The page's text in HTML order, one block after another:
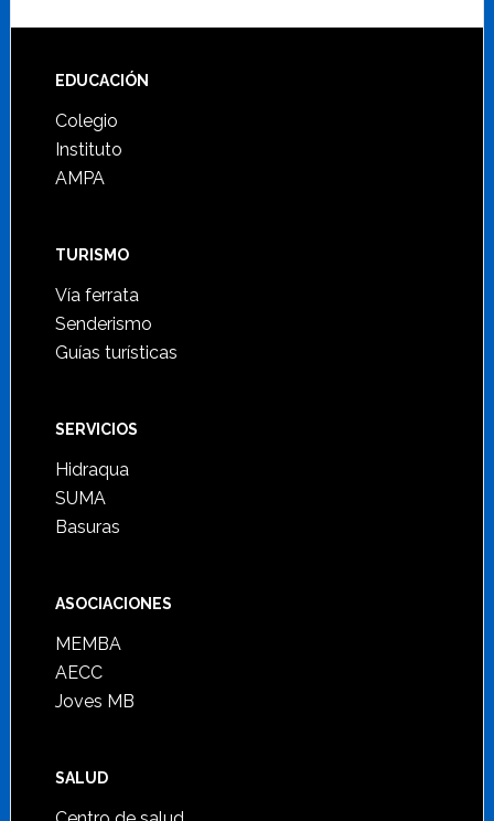
Footer
EDUCACIÓN
Colegio
Instituto
AMPA
TURISMO
Vía ferrata
Senderismo
Guías turísticas
SERVICIOS
Hidraqua
SUMA
Basuras
ASOCIACIONES
MEMBA
AECC
Joves MB
SALUD